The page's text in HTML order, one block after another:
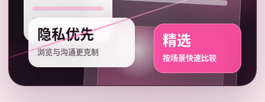
隐私优先
浏览与沟通更克制
精选
按场景快速比较